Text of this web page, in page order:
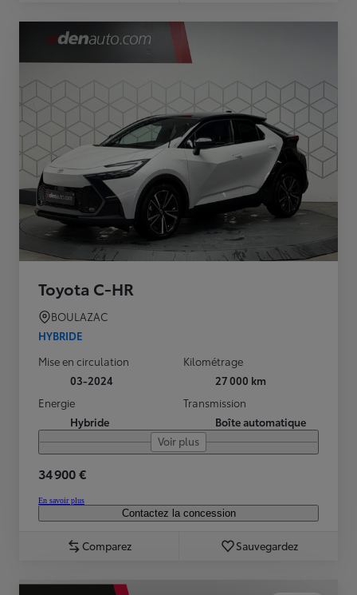
Toyota C-HR
BOULAZAC
HYBRIDE
Mise en circulation
03-2024
Kilométrage
27 000 km
Energie
Hybride
Transmission
Boîte automatique
Voir plus
34 900 €
En savoir plus
Contactez la concession
Comparez Sauvegardez